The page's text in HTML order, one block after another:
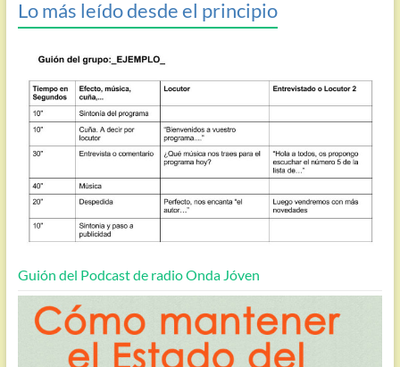
Lo más leído desde el principio
Guión del Podcast de radio Onda Jóven